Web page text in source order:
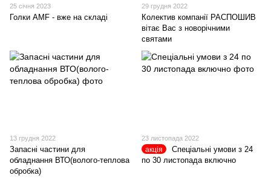
25 січня 2023
Голки AMF - вже на складі
29 грудня 2022
Колектив компанії РАСПОШИВ
вітає Вас з новорічними
святами
13 грудня 2022
Запасні частини для
обладнання ВТО(волого-теплова
обробка)
23 листопада 2022
акція
Спеціальні умови з 24
по 30 листопада включно